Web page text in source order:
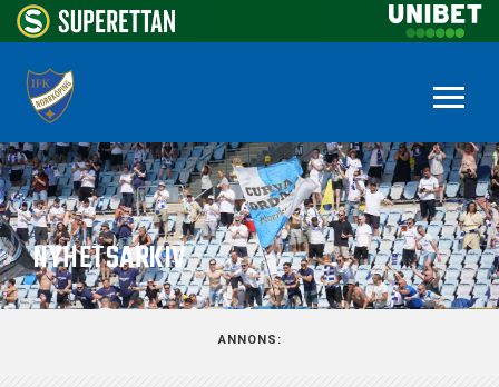
NYHETSARKIV
ANNONS: